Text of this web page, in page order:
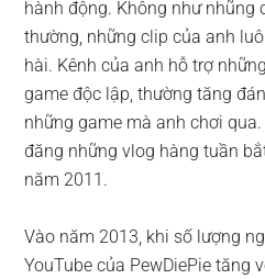
hành động. Không như nhũng
thường, những clip của anh
hài. Kênh của anh hỗ trợ
game độc lập, thường tăng
những game mà anh chơi
đăng những vlog hàng tuần
năm 2011.
Vào năm 2013, khi số lượng
YouTube của PewDiePie tăng